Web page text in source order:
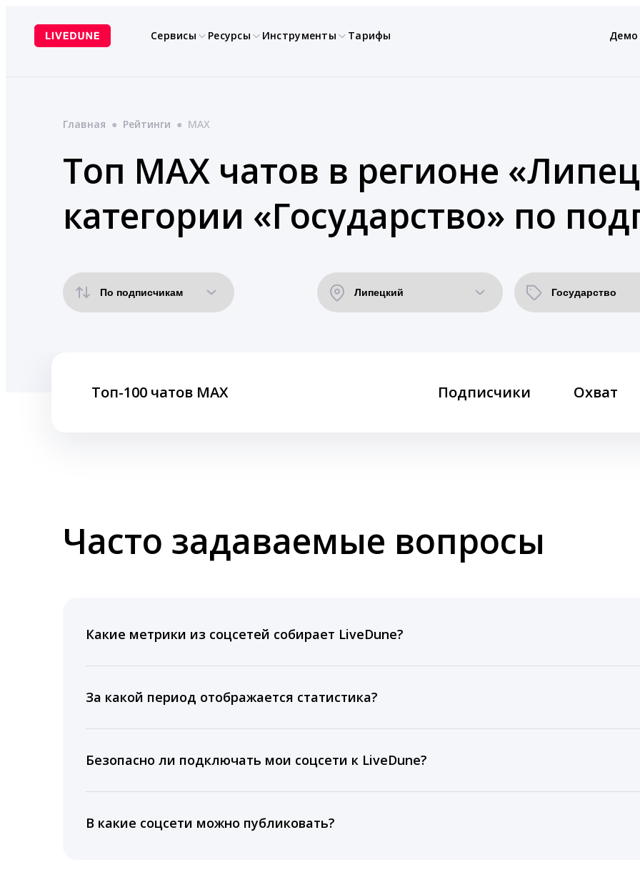
содержимому
Сервисы Ресурсы Инструменты Тарифы Демо
Главная ● Рейтинги ● MAX
Топ MAX чатов в регионе
категории «Государство» по
Топ-100 чатов MAX Подписчики Охват
Часто задаваемые вопросы
Какие метрики из соцсетей собирает LiveDune?
время для публикации, показываем лучшие посты и присылаем автоматические отчеты с
За какой период отображается статистика?
подключении тарифа Блогер. При оплате тарифа Бизнес отображаются сведения за 3 года, а
5 лет.
Безопасно ли подключать мои соцсети к LiveDune?
информацию третьим лицам.
В какие соцсети можно публиковать?